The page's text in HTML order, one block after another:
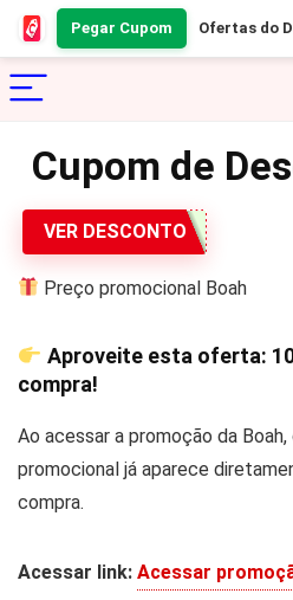
Pegar Cupom Ofertas do
Cupom de
VER DESCONTO
Preço promocional Boah
Aproveite esta oferta:
compra!
Ao acessar a promoção da
promocional já aparece
compra.
Acessar link: Acessar